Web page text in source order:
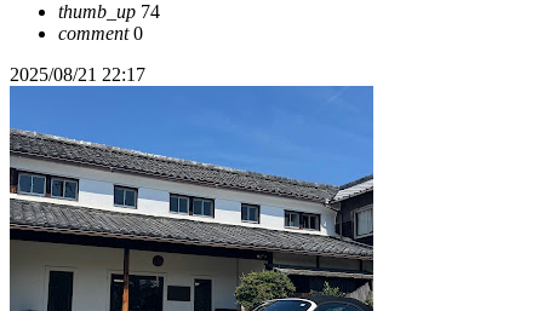
thumb_up 74
comment0
2025/08/21 22:17